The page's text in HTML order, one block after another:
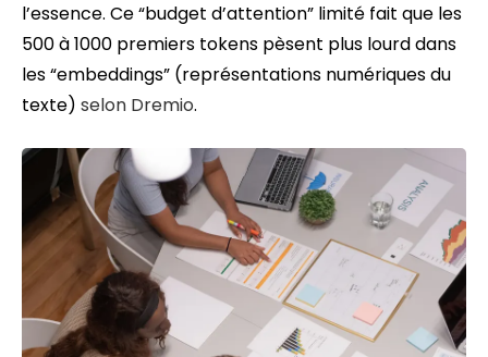
l’essence. Ce “budget d’attention” limité fait que les
500 à 1000 premiers tokens pèsent plus lourd dans
les “embeddings” (représentations numériques du
texte) selon Dremio.